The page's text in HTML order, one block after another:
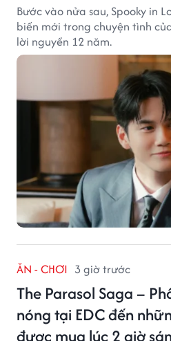
Bước vào nửa sau, Spooky in
biến mới trong chuyện tình
lời nguyền 12 năm.
ĂN - CHƠI 3 giờ trước
The Parasol Saga –
nóng tại EDC đến
được mua lúc 2 giờ